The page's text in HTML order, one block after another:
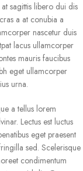
sagittis libero dui dis
a at conubia a
nascetur duis
lacus ullamcorper
mauris faucibus
eget ullamcorper
urna.
a tellus lorem
Lectus est luctus
eget praesent
sed. Scelerisque
condimentum